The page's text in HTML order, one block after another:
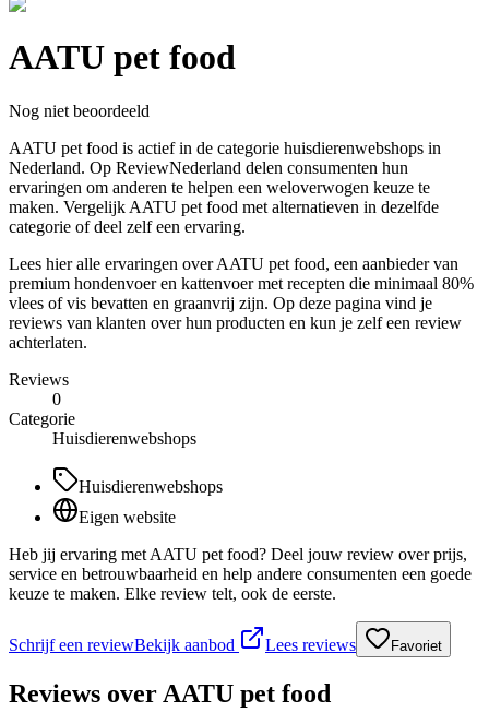
AATU pet food
Nog niet beoordeeld
AATU pet food is actief in de categorie huisdierenwebshops in
Nederland. Op ReviewNederland delen consumenten hun
ervaringen om anderen te helpen een weloverwogen keuze te
maken. Vergelijk AATU pet food met alternatieven in dezelfde
categorie of deel zelf een ervaring.
Lees hier alle ervaringen over AATU pet food, een aanbieder van
premium hondenvoer en kattenvoer met recepten die minimaal 80%
vlees of vis bevatten en graanvrij zijn. Op deze pagina vind je
reviews van klanten over hun producten en kun je zelf een review
achterlaten.
Reviews
0
Categorie
Huisdierenwebshops
Huisdierenwebshops
Eigen website
Heb jij ervaring met AATU pet food? Deel jouw review over prijs,
service en betrouwbaarheid en help andere consumenten een goede
keuze te maken. Elke review telt, ook de eerste.
Schrijf een reviewBekijk aanbod Lees reviews Favoriet
Reviews over AATU pet food